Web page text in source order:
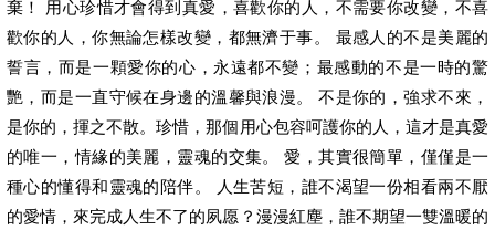
棄！ 用心珍惜才會得到真愛，喜歡你的人，不需要你改變，不喜
歡你的人，你無論怎樣改變，都無濟于事。 最感人的不是美麗的
誓言，而是一顆愛你的心，永遠都不變；最感動的不是一時的驚
艷，而是一直守候在身邊的溫馨與浪漫。 不是你的，強求不來，
是你的，揮之不散。珍惜，那個用心包容呵護你的人，這才是真愛
的唯一，情緣的美麗，靈魂的交集。 愛，其實很簡單，僅僅是一
種心的懂得和靈魂的陪伴。 人生苦短，誰不渴望一份相看兩不厭
的愛情，來完成人生不了的夙愿？漫漫紅塵，誰不期望一雙溫暖的